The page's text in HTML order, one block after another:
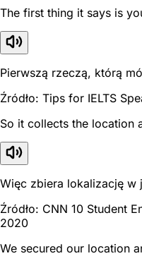
The first thing it says is
Pierwszą rzeczą, którą
Źródło: Tips for IELTS
So it collects the location
Więc zbiera lokalizację w
Źródło: CNN 10 Student
2020
We secured our location